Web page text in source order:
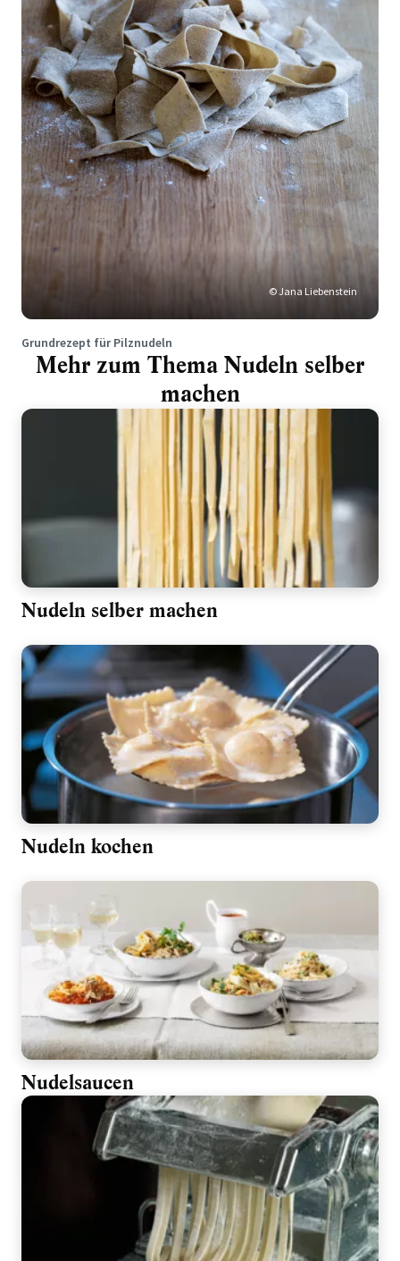
© Jana Liebenstein
Grundrezept für Pilznudeln
Mehr zum Thema Nudeln selber
machen
Nudeln selber machen
Nudeln kochen
Nudelsaucen